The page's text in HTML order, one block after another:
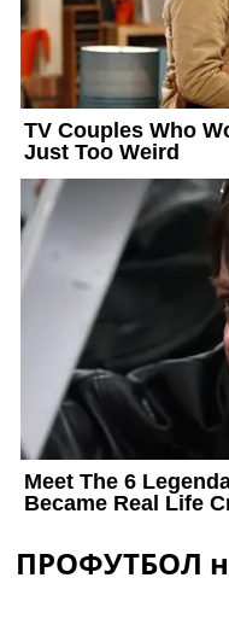
ПРОФУТБОЛ